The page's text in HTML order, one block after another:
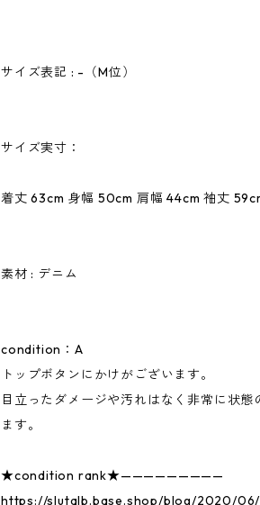
サイズ表記 : -（M位）
サイズ実寸：
着丈 63cm 身幅 50cm 肩幅 44cm 袖丈
素材 : デニム
condition：A
トップボタンにかけがございます。
目立ったダメージや汚れはなく非常に状態
ます。
★condition rank★—————————
https://slutalb.base.shop/blog/2020/